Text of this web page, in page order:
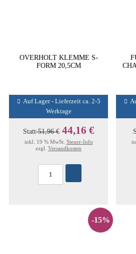
OVERHOLT KLEMME S-
FORM 20,5CM
Auf Lager - Lieferzeit ca. 2-5
Werktage
Statt51,96 € 44,16 €
inkl. 19 % MwSt. Steuer-Info
zzgl. Versandkosten
-15%